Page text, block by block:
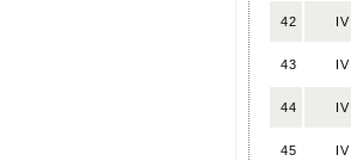
42 IV
43 IV
44 IV
45 IV